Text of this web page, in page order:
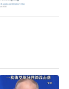
是正道。郑